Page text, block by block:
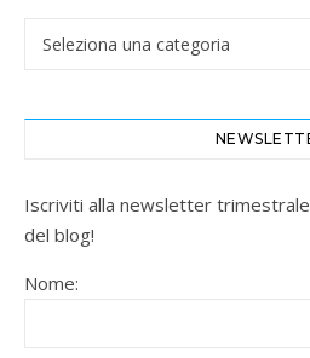
Categorie
Iscriviti alla newsletter
del blog!
Nome: